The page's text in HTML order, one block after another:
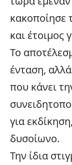
κακοποίησε
και έτοιμος
Το
ένταση,
που κάνει
για
δυσοίωνο.
Την ίδια